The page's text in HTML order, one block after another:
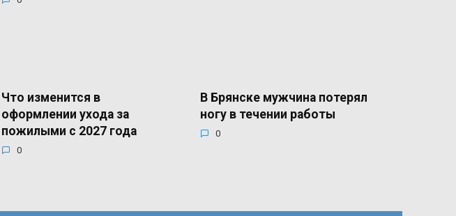
Что изменится в
оформлении ухода за
пожилыми с 2027 года
0
В Брянске мужчина потерял
ногу в течении работы
0